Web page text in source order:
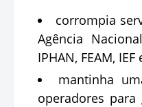
corrompia
Agência
IPHAN, FEAM,
mantinha
operadores